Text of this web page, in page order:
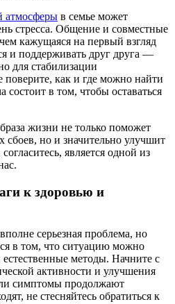
атмосферы в семье может
стресса. Общение и совместные
кажущаяся на первый взгляд
и поддерживать друг друга —
для стабилизации
как и где можно найти
состоит в том, чтобы оставаться
жизни не только поможет
сбоев, но и значительно улучшит
является одной из
к здоровью и
серьезная проблема, но
в том, что ситуацию можно
методы. Начните с
активности и улучшения
симптомы продолжают
не стесняйтесь обратиться к